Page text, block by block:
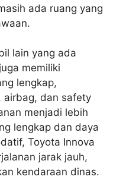
ada ruang yang
lain yang ada
memiliki
lengkap,
airbag, dan safety
menjadi lebih
lengkap dan daya
Toyota Innova
jarak jauh,
kendaraan dinas.